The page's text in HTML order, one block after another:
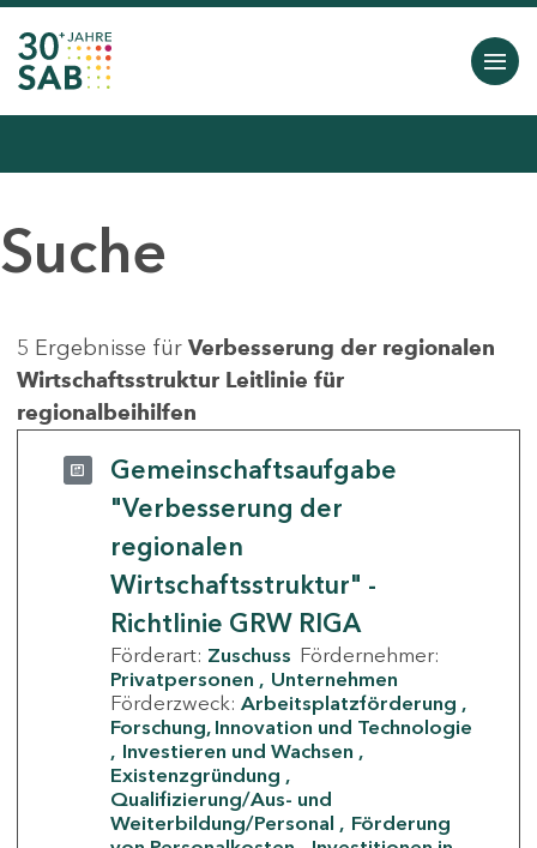
Suche
5 Ergebnisse für Verbesserung der regionalen
Wirtschaftsstruktur Leitlinie für
regionalbeihilfen
Gemeinschaftsaufgabe
"Verbesserung der
regionalen
Wirtschaftsstruktur" -
Richtlinie GRW RIGA
Förderart: Zuschuss Fördernehmer:
Privatpersonen
Unternehmen
Förderzweck: Arbeitsplatzförderung
Forschung, Innovation und Technologie
Investieren und Wachsen
Existenzgründung
Qualifizierung/Aus- und
Weiterbildung/Personal
Förderung